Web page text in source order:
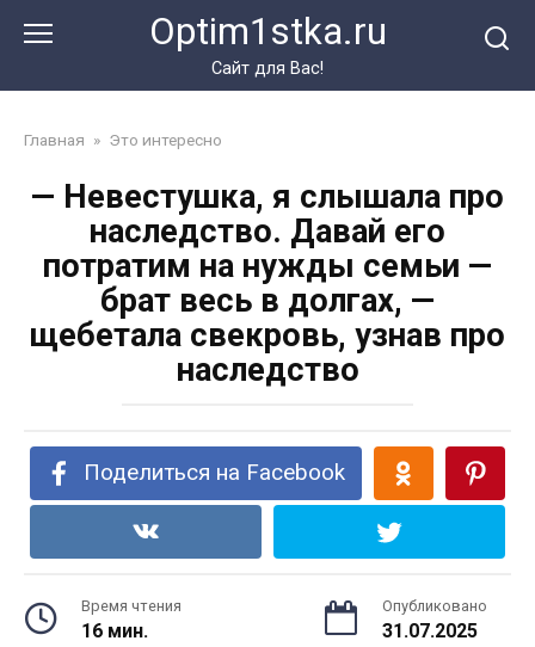
Optim1stka.ru
Сайт для Вас!
Главная » Это интересно
— Невестушка, я слышала про
наследство. Давай его
потратим на нужды семьи —
брат весь в долгах, —
щебетала свекровь, узнав про
наследство
Поделиться на Facebook
Время чтения
16 мин.
Опубликовано
31.07.2025